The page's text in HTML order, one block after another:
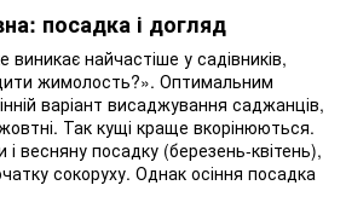
посадка і догляд
найчастіше у садівників,
жимолость?». Оптимальним
варіант висаджування саджанців,
Так кущі краще вкорінюються.
весняну посадку (березень-квітень),
сокоруху. Однак осіння посадка